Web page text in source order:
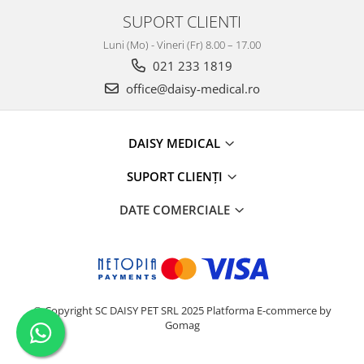
SUPORT CLIENTI
Luni (Mo) - Vineri (Fr) 8.00 – 17.00
021 233 1819
office@daisy-medical.ro
DAISY MEDICAL
SUPORT CLIENȚI
DATE COMERCIALE
© Copyright SC DAISY PET SRL 2025 Platforma E-commerce by
Gomag